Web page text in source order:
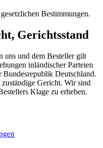
Bestimmungen.
Gerichtsstand
uns und dem Besteller gilt
inländischer Parteien
Bundesrepublik Deutschland.
Gericht. Wir sind
Klage zu erheben.